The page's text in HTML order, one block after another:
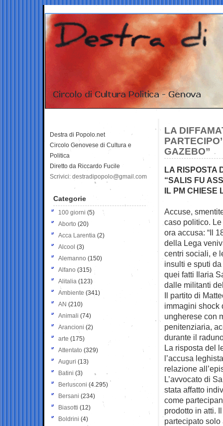
LA
GAZEBO”
LA RISPOSTA
“SALIS FU
IL PM CHIESE
Accuse,
caso politico.
ora accusa: “Il
della Lega
centri sociali, e
insulti e sputi
quei fatti Ilaria
dalle militanti
Il partito di
immagini shock
ungherese con
penitenziaria,
durante il
La risposta del
l’accusa
relazione
L’avvocato di
stata affatto
come
prodotto in atti.
partecipato solo
Destra di Popolo.net
Circolo Genovese di Cultura e
Politica
Diretto da Riccardo Fucile
Scrivici: destradipopolo@gmail.com
Categorie
100 giorni (5)
Aborto (20)
Acca Larentia (2)
Alcool (3)
Alemanno (150)
Alfano (315)
Alitalia (123)
Ambiente (341)
AN (210)
Animali (74)
Arancioni (2)
arte (175)
Attentato (329)
Auguri (13)
Batini (3)
Berlusconi (4.295)
Bersani (234)
Biasotti (12)
Boldrini (4)